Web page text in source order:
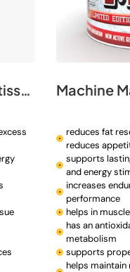
Thermo Shape 2.0 fat tissue reduction Machine
reduces fat
reduces
supports
and energy
increases
performance
helps in
has an
metabolism
supports
helps